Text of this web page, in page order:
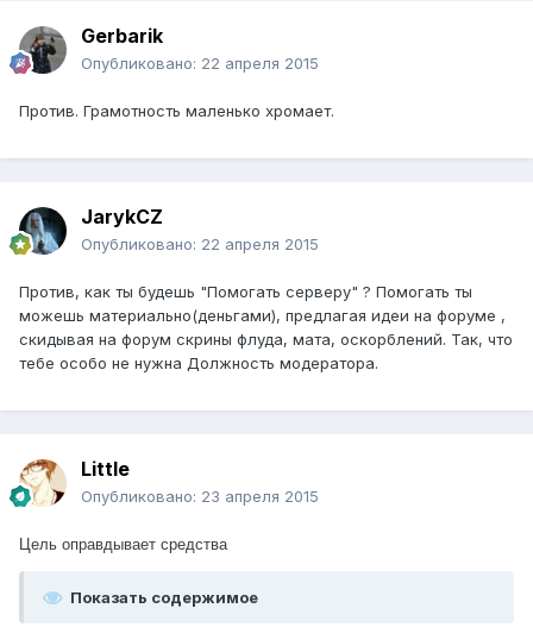
Gerbarik
Опубликовано: 22 апреля 2015
Против. Грамотность маленько хромает.
JarykCZ
Опубликовано: 22 апреля 2015
Против, как ты будешь "Помогать серверу" ? Помогать ты
можешь материально(деньгами), предлагая идеи на форуме ,
скидывая на форум скрины флуда, мата, оскорблений. Так, что
тебе особо не нужна Должность модератора.
Little
Опубликовано: 23 апреля 2015
Цель оправдывает средства
Показать содержимое